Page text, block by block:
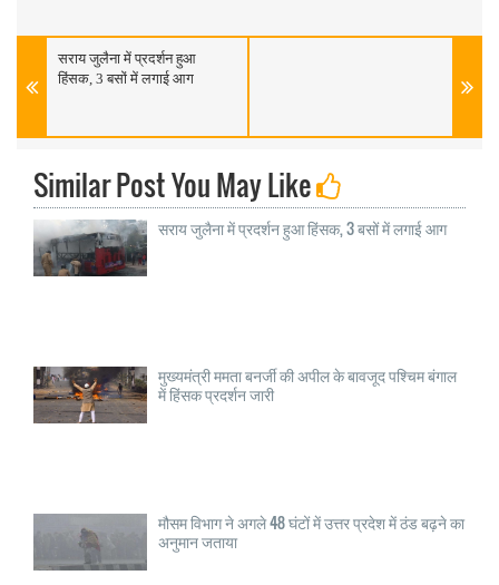
सराय जुलैना में प्रदर्शन हुआ
हिंसक, 3 बसों में लगाई आग
Similar Post You May Like
सराय जुलैना में प्रदर्शन हुआ हिंसक, 3 बसों में लगाई आग
मुख्यमंत्री ममता बनर्जी की अपील के बावजूद पश्चिम बंगाल
में हिंसक प्रदर्शन जारी
मौसम विभाग ने अगले 48 घंटों में उत्तर प्रदेश में ठंड बढ़ने का
अनुमान जताया